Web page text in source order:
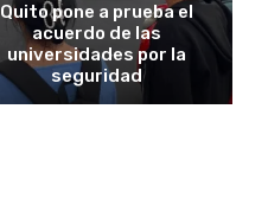
Quito pone a prueba el
acuerdo de las
universidades por la
seguridad